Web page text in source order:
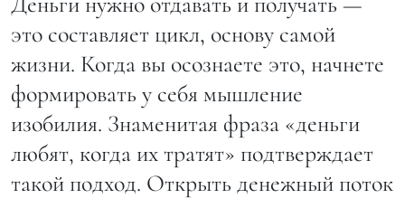
это составляет цикл, основу самой
жизни. Когда вы осознаете это, начнете
формировать у себя мышление
изобилия. Знаменитая фраза «деньги
любят, когда их тратят» подтверждает
такой подход. Открыть денежный поток